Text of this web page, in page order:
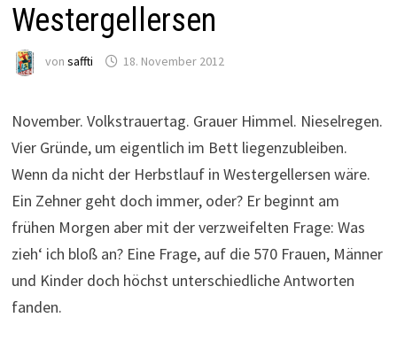
Westergellersen
von saffti 18. November 2012
November. Volkstrauertag. Grauer Himmel. Nieselregen.
Vier Gründe, um eigentlich im Bett liegenzubleiben.
Wenn da nicht der Herbstlauf in Westergellersen wäre.
Ein Zehner geht doch immer, oder? Er beginnt am
frühen Morgen aber mit der verzweifelten Frage: Was
zieh‘ ich bloß an? Eine Frage, auf die 570 Frauen, Männer
und Kinder doch höchst unterschiedliche Antworten
fanden.